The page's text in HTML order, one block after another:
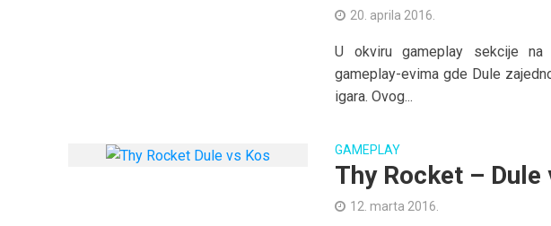
20. aprila 2016.
U okviru gameplay sekcije na
gameplay-evima gde Dule
igara. Ovog...
GAMEPLAY
Thy Rocket – Dule
12. marta 2016.